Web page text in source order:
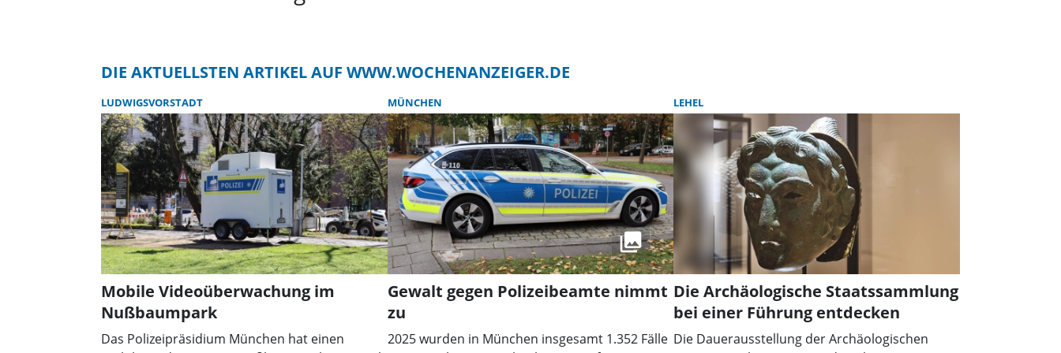
DIE AKTUELLSTEN ARTIKEL AUF WWW.WOCHENANZEIGER.DE
LUDWIGSVORSTADT
Mobile Videoüberwachung im
Nußbaumpark
Das Polizeipräsidium München hat einen
MÜNCHEN
Gewalt gegen Polizeibeamte nimmt
zu
2025 wurden in München insgesamt 1.352 Fälle
LEHEL
Die Archäologische Staatssammlung
bei einer Führung entdecken
Die Dauerausstellung der Archäologischen